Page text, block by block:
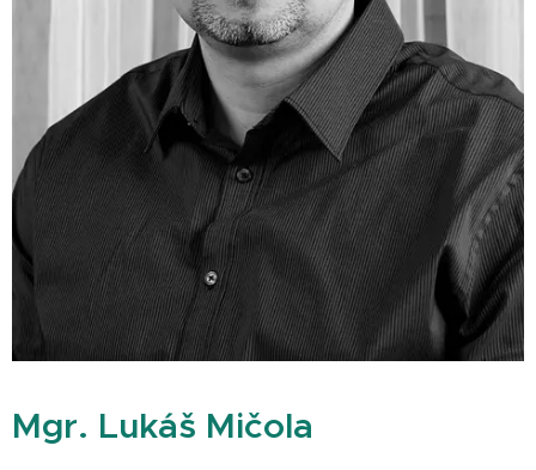
Mgr. Lukáš Mičola